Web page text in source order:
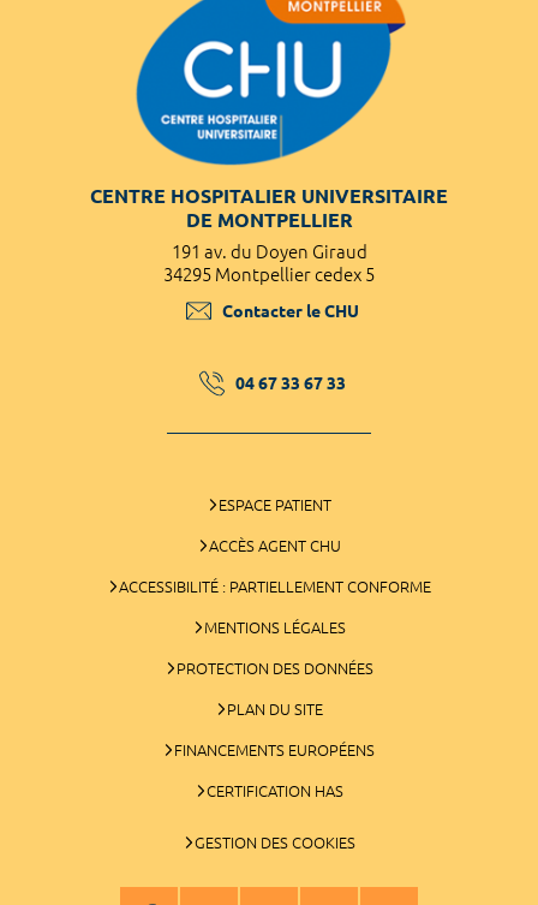
CENTRE HOSPITALIER UNIVERSITAIRE
DE MONTPELLIER
191 av. du Doyen Giraud
34295 Montpellier cedex 5
Contacter le CHU
04 67 33 67 33
ESPACE PATIENT
ACCÈS AGENT CHU
ACCESSIBILITÉ : PARTIELLEMENT CONFORME
MENTIONS LÉGALES
PROTECTION DES DONNÉES
PLAN DU SITE
FINANCEMENTS EUROPÉENS
CERTIFICATION HAS
GESTION DES COOKIES